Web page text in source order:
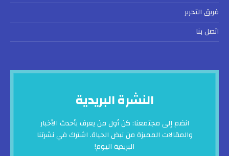
فريق التحرير
اتصل بنا
النشرة البريدية
انضم إلى مجتمعنا: كن أول من يعرف بأحدث الأخبار
والمقالات المميزة من نبض الحياة. اشترك في نشرتنا
البريدية اليوم!